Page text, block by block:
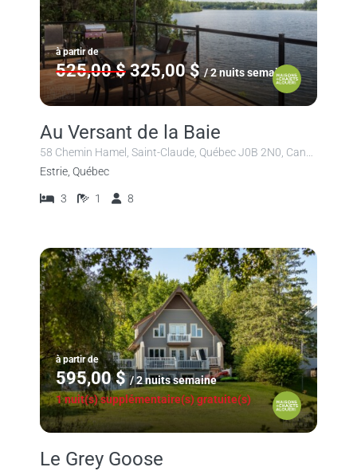
à partir de
525,00 $ 325,00 $ / 2 nuits semaine
Au Versant de la Baie
Estrie, Québec
3 1 8
à partir de
595,00 $ / 2 nuits semaine
1 nuit(s) supplémentaire(s) gratuite(s)
Le Grey Goose